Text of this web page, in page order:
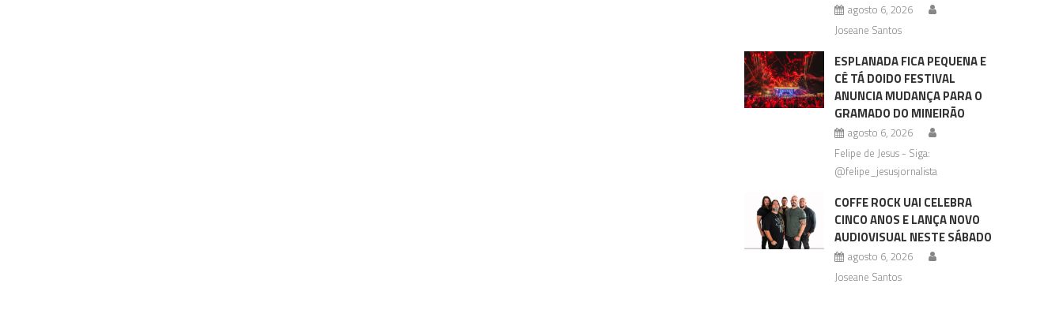
agosto 6, 2026
Joseane Santos
ESPLANADA FICA PEQUENA E
CÊ TÁ DOIDO FESTIVAL
ANUNCIA MUDANÇA PARA O
GRAMADO DO MINEIRÃO
agosto 6, 2026
Felipe de Jesus - Siga:
@felipe_jesusjornalista
COFFE ROCK UAI CELEBRA
CINCO ANOS E LANÇA NOVO
AUDIOVISUAL NESTE SÁBADO
agosto 6, 2026
Joseane Santos